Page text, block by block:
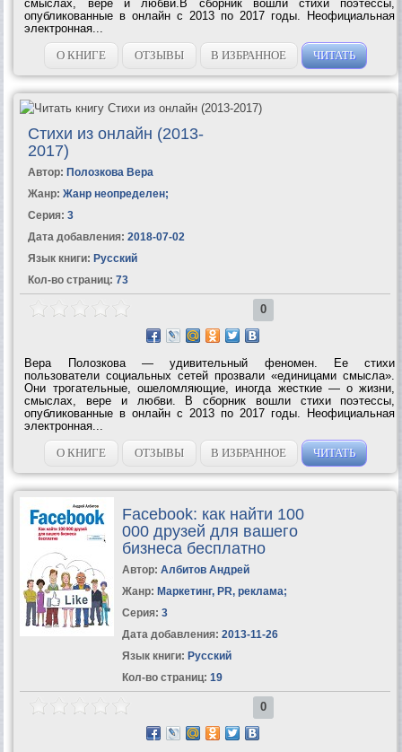
смыслах, вере и любви.В сборник вошли стихи поэтессы,
опубликованные в онлайн с 2013 по 2017 годы. Неофициальная
электронная...
О КНИГЕ
ОТЗЫВЫ В ИЗБРАННОЕ ЧИТАТЬ
Стихи из онлайн (2013-
2017)
Автор: Полозкова Вера
Жанр: Жанр неопределен;
Серия: 3
Дата добавления: 2018-07-02
Язык книги: Русский
Кол-во страниц: 73
0
Вера Полозкова — удивительный феномен. Ее стихи
пользователи социальных сетей прозвали «единицами смысла».
Они трогательные, ошеломляющие, иногда жесткие — о жизни,
смыслах, вере и любви. В сборник вошли стихи поэтессы,
опубликованные в онлайн с 2013 по 2017 годы. Неофициальная
электронная...
О КНИГЕ
ОТЗЫВЫ В ИЗБРАННОЕ ЧИТАТЬ
Facebook: как найти 100
000 друзей для вашего
бизнеса бесплатно
Автор: Албитов Андрей
Жанр: Маркетинг, PR, реклама;
Серия: 3
Дата добавления: 2013-11-26
Язык книги: Русский
Кол-во страниц: 19
0